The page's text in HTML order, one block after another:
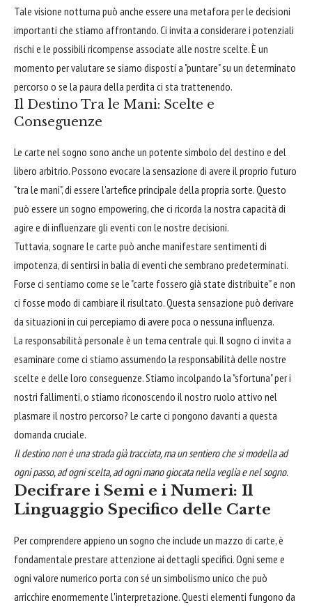
Tale visione notturna può anche essere una metafora per le decisioni
importanti che stiamo affrontando. Ci invita a considerare i potenziali
rischi e le possibili ricompense associate alle nostre scelte. È un
momento per valutare se siamo disposti a "puntare" su un determinato
percorso o se la paura della perdita ci sta trattenendo.
Il Destino Tra le Mani: Scelte e
Conseguenze
Le carte nel sogno sono anche un potente simbolo del destino e del
libero arbitrio. Possono evocare la sensazione di avere il proprio futuro
"tra le mani", di essere l'artefice principale della propria sorte. Questo
può essere un sogno empowering, che ci ricorda la nostra capacità di
agire e di influenzare gli eventi con le nostre decisioni.
Tuttavia, sognare le carte può anche manifestare sentimenti di
impotenza, di sentirsi in balia di eventi che sembrano predeterminati.
Forse ci sentiamo come se le "carte fossero già state distribuite" e non
ci fosse modo di cambiare il risultato. Questa sensazione può derivare
da situazioni in cui percepiamo di avere poca o nessuna influenza.
La responsabilità personale è un tema centrale qui. Il sogno ci invita a
esaminare come ci stiamo assumendo la responsabilità delle nostre
scelte e delle loro conseguenze. Stiamo incolpando la "sfortuna" per i
nostri fallimenti, o stiamo riconoscendo il nostro ruolo attivo nel
plasmare il nostro percorso? Le carte ci pongono davanti a questa
domanda cruciale.
Il destino non è una strada già tracciata, ma un sentiero che si modella ad
ogni passo, ad ogni scelta, ad ogni mano giocata nella veglia e nel sogno.
Decifrare i Semi e i Numeri: Il
Linguaggio Specifico delle Carte
Per comprendere appieno un sogno che include un mazzo di carte, è
fondamentale prestare attenzione ai dettagli specifici. Ogni seme e
ogni valore numerico porta con sé un simbolismo unico che può
arricchire enormemente l'interpretazione. Questi elementi fungono da